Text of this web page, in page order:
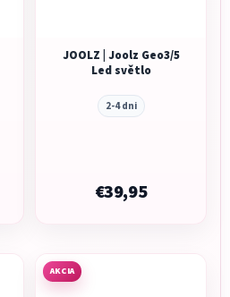
JOOLZ | Joolz Geo3/5
Led světlo
2-4 dni
€39,95
AKCIA